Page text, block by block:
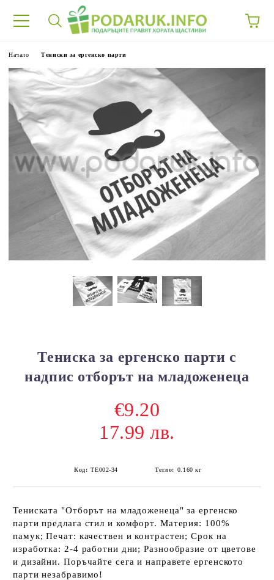
Начало Тениски за ергенско парти
Тениска за ергенско парти с
надпис отборът на младоженеца
€9.20
17.99 лв.
Код: ТЕ002-34 Тегло: 0.160 кг
Тениската "Отборът на младоженеца" за ергенско
парти предлага стил и комфорт. Материя: 100%
памук; Печат: качествен и контрастен; Срок на
изработка: 2-4 работни дни; Разнообразие от цветове
и дизайни. Поръчайте сега и направете ергенското
парти незабравимо!